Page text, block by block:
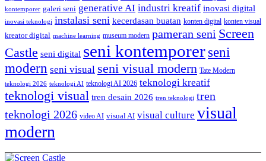
kontemporer galeri seni generative AI industri kreatif inovasi digital
inovasi teknologi instalasi seni kecerdasan buatan konten digital konten visual
kreator digital machine learning museum modern pameran seni Screen
Castle seni digital seni kontemporer seni
modern seni visual seni visual modern Tate Modern
teknologi 2026 teknologi AI teknologi AI 2026 teknologi kreatif
teknologi visual tren desain 2026 tren teknologi tren
teknologi 2026 video AI visual AI visual culture visual
modern